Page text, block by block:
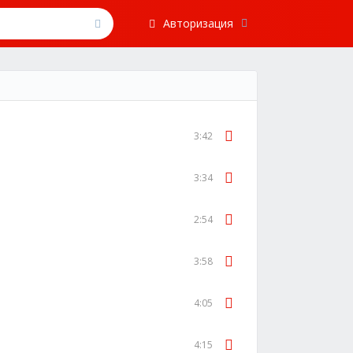
Авторизация
3:42
3:34
2:54
3:58
4:05
4:15